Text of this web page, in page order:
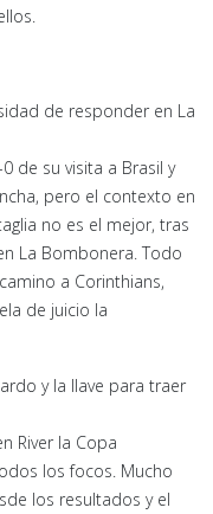
de responder en La
de su visita a Brasil y
pero el contexto en
no es el mejor, tras
La Bombonera. Todo
a Corinthians,
de juicio la
y la llave para traer
River la Copa
los focos. Mucho
los resultados y el